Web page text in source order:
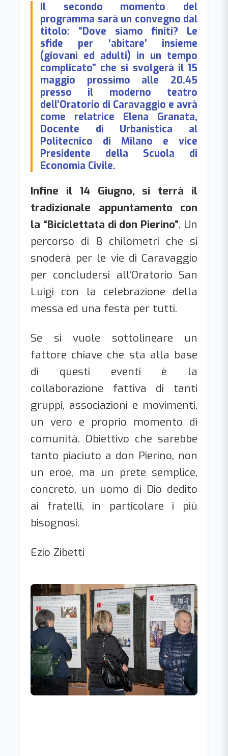
Il secondo momento del
programma sarà un convegno dal
titolo: “Dove siamo finiti? Le
sfide per ‘abitare’ insieme
(giovani ed adulti) in un tempo
complicato” che si svolgerà il 15
maggio prossimo alle 20.45
presso il moderno teatro
dell’Oratorio di Caravaggio e avrà
come relatrice Elena Granata,
Docente di Urbanistica al
Politecnico di Milano e vice
Presidente della Scuola di
Economia Civile.
Infine il 14 Giugno, si terrà il
tradizionale appuntamento con
la “Biciclettata di don Pierino”. Un
percorso di 8 chilometri che si
snoderà per le vie di Caravaggio
per concludersi all’Oratorio San
Luigi con la celebrazione della
messa ed una festa per tutti.
Se si vuole sottolineare un
fattore chiave che sta alla base
di questi eventi è la
collaborazione fattiva di tanti
gruppi, associazioni e movimenti,
un vero e proprio momento di
comunità. Obiettivo che sarebbe
tanto piaciuto a don Pierino, non
un eroe, ma un prete semplice,
concreto, un uomo di Dio dedito
ai fratelli, in particolare i più
bisognosi.
Ezio Zibetti